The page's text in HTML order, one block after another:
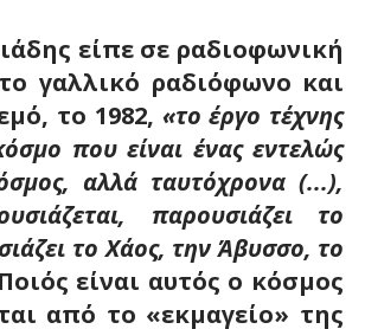
είπε σε ραδιοφωνική
γαλλικό ραδιόφωνο και
το 1982, «το έργο τέχνης
που είναι ένας εντελώς
αλλά ταυτόχρονα (...),
παρουσιάζει το
το Χάος, την Άβυσσο, το
είναι αυτός ο κόσμος
από το «εκμαγείο» της